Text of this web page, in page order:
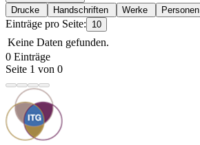
Drucke
Handschriften Werke Personen
Einträge pro Seite: 10
Keine Daten gefunden.
0 Einträge
Seite 1 von 0